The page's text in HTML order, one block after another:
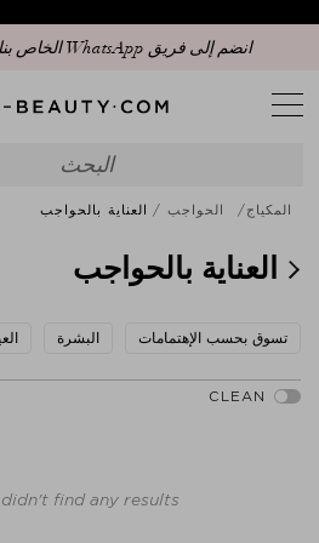
انضم إلى فريق WhatsApp الخاص بنا: 15٪ لـ Beauty Insider
المكياج الحواجب العناية بالحواجب
العناية بالحواجب
تسوق بحسب الإهتمامات البشرة
find any results.